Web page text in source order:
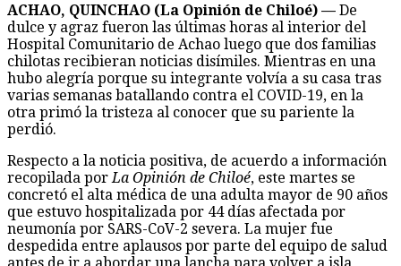
ACHAO, QUINCHAO (La Opinión de Chiloé) — De
dulce y agraz fueron las últimas horas al interior del
Hospital Comunitario de Achao luego que dos familias
chilotas recibieran noticias disímiles. Mientras en una
hubo alegría porque su integrante volvía a su casa tras
varias semanas batallando contra el COVID-19, en la
otra primó la tristeza al conocer que su pariente la
perdió.
Respecto a la noticia positiva, de acuerdo a información
recopilada porLa Opinión de Chiloé, este martes se
concretó el alta médica de una adulta mayor de 90 años
que estuvo hospitalizada por 44 días afectada por
neumonía por SARS-CoV-2 severa. La mujer fue
despedida entre aplausos por parte del equipo de salud